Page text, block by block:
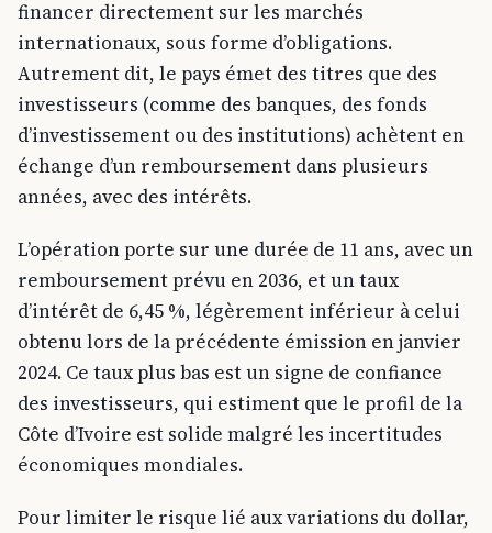
financer directement sur les marchés
internationaux, sous forme d’obligations.
Autrement dit, le pays émet des titres que des
investisseurs (comme des banques, des fonds
d’investissement ou des institutions) achètent en
échange d’un remboursement dans plusieurs
années, avec des intérêts.
L’opération porte sur une durée de 11 ans, avec un
remboursement prévu en 2036, et un taux
d’intérêt de 6,45 %, légèrement inférieur à celui
obtenu lors de la précédente émission en janvier
2024. Ce taux plus bas est un signe de confiance
des investisseurs, qui estiment que le profil de la
Côte d’Ivoire est solide malgré les incertitudes
économiques mondiales.
Pour limiter le risque lié aux variations du dollar,